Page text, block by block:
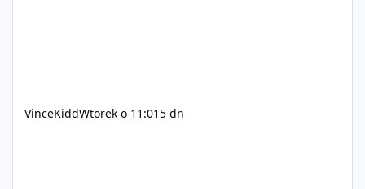
VinceKiddWtorek o 11:015 dn